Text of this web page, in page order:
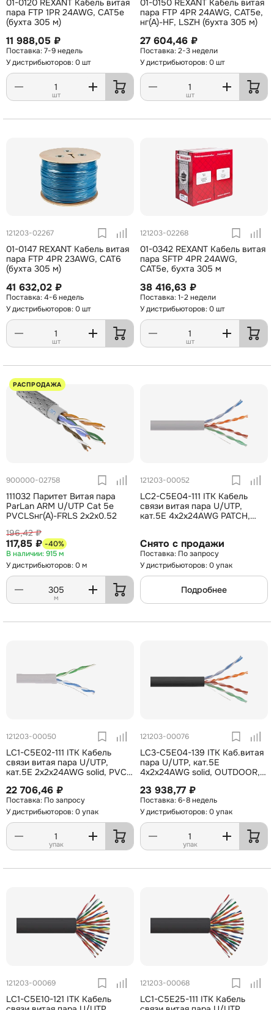
01-0120 REXANT Кабель витая
пара FTP 1PR 24AWG, CAT5e
(бухта 305 м)
11 988,05 ₽
7-9 недель
У дистрибьюторов: 0 шт
шт
01-0150 REXANT Кабель витая
пара FTP 4PR 24AWG, CAT5e,
нг(А)-HF, LSZH (бухта 305 м)
27 604,46 ₽
2-3 недели
У дистрибьюторов: 0 шт
шт
121203-02267
01-0147 REXANT Кабель витая
пара FTP 4PR 23AWG, CAT6
(бухта 305 м)
41 632,02 ₽
4-6 недель
У дистрибьюторов: 0 шт
шт
121203-02268
01-0342 REXANT Кабель витая
пара SFTP 4PR 24AWG,
CAT5e, бухта 305 м
38 416,63 ₽
1-2 недели
У дистрибьюторов: 0 шт
шт
900000-02758
РАСПРОДАЖА
111032 Паритет Витая пара
ParLan ARM U/UTP Cat 5e
PVCLSнг(А)-FRLS 2х2х0.52
196,42 ₽
117,85 ₽ -40%
915 м
У дистрибьюторов: 0 м
м
121203-00052
LC2-C5E04-111 ITK Кабель
связи витая пара U/UTP,
кат.5E 4х2х24AWG PATCH,
Снято с продажи
По запросу
У дистрибьюторов: 0 упак
Подробнее
121203-00050
LC1-C5E02-111 ITK Кабель
связи витая пара U/UTP,
кат.5E 2х2х24AWG solid, PVC,
22 706,46 ₽
По запросу
У дистрибьюторов: 0 упак
упак
121203-00076
LC3-C5E04-139 ITK Каб.витая
пара U/UTP, кат.5E
4х2х24AWG solid, OUTDOOR,
23 938,77 ₽
6-8 недель
У дистрибьюторов: 0 упак
упак
121203-00069
LC1-C5E10-121 ITK Кабель
121203-00068
LC1-C5E25-111 ITK Кабель